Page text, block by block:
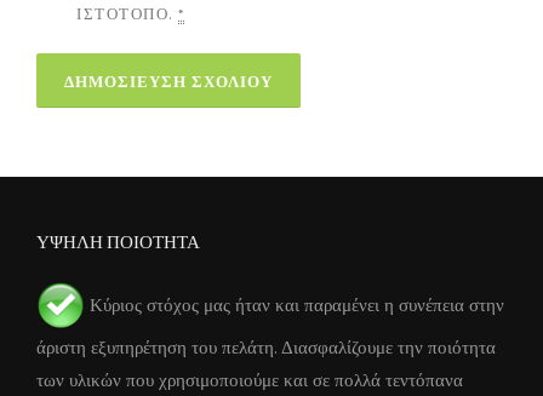
ΙΣΤΌΤΟΠΟ. *
ΥΨΗΛΗ ΠΟΙΟΤΗΤΑ
Κύριος στόχος μας ήταν και παραμένει η συνέπεια στην
άριστη εξυπηρέτηση του πελάτη. Διασφαλίζουμε την ποιότητα
των υλικών που χρησιμοποιούμε και σε πολλά τεντόπανα